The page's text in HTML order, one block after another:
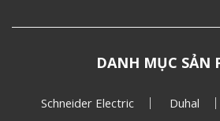
DANH MỤC SẢN
Schneider Electric Duhal